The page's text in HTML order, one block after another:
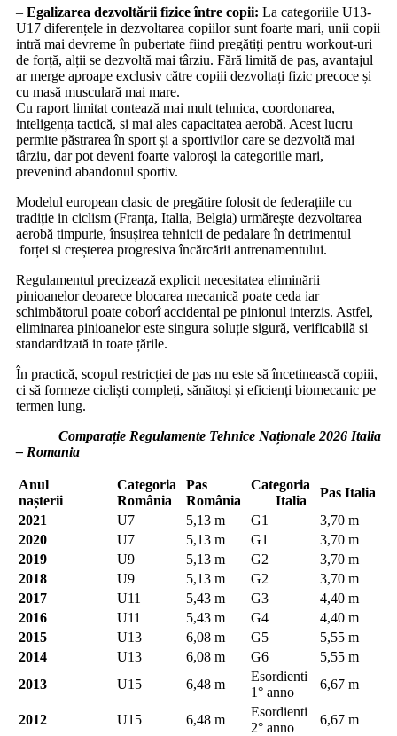
– Egalizarea dezvoltării fizice între copii: La categoriile U13-
U17 diferențele in dezvoltarea copiilor sunt foarte mari, unii copii
intră mai devreme în pubertate fiind pregătiți pentru workout-uri
de forță, alții se dezvoltă mai târziu. Fără limită de pas, avantajul
ar merge aproape exclusiv către copiii dezvoltați fizic precoce și
cu masă musculară mai mare.
Cu raport limitat contează mai mult tehnica, coordonarea,
inteligența tactică, si mai ales capacitatea aerobă. Acest lucru
permite păstrarea în sport și a sportivilor care se dezvoltă mai
târziu, dar pot deveni foarte valoroși la categoriile mari,
prevenind abandonul sportiv.
Modelul european clasic de pregătire folosit de federațiile cu
tradiție in ciclism (Franța, Italia, Belgia) urmărește dezvoltarea
aerobă timpurie, însușirea tehnicii de pedalare în detrimentul
forței si creșterea progresiva încărcării antrenamentului.
Regulamentul precizează explicit necesitatea eliminării
pinioanelor deoarece blocarea mecanică poate ceda iar
schimbătorul poate coborî accidental pe pinionul interzis. Astfel,
eliminarea pinioanelor este singura soluție sigură, verificabilă si
standardizată in toate țările.
În practică, scopul restricției de pas nu este să încetinească copiii,
ci să formeze cicliști compleți, sănătoși și eficienți biomecanic pe
termen lung.
Comparație Regulamente Tehnice Naționale 2026 Italia
– Romania
Anul
nașterii
Categoria
România
Pas
România
Categoria
Italia
Pas Italia
2021
U7 5,13 m G1
3,70 m
2020
U7 5,13 m G1
3,70 m
2019
U9 5,13 m G2
3,70 m
2018
U9 5,13 m G2
3,70 m
2017
U11 5,43 m G3
4,40 m
2016
U11 5,43 m G4
4,40 m
2015
U13 6,08 m G5
5,55 m
2014
U13 6,08 m G6
5,55 m
2013
U15 6,48 m
Esordienti
1° anno
6,67 m
2012 U15 6,48 m
Esordienti
2° anno
6,67 m